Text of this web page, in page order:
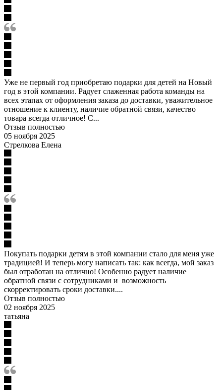
Уже не первый год приобретаю подарки для детей на Новый
год в этой компании. Радует слаженная работа команды на
всех этапах от оформления заказа до доставки, уважительное
отношение к клиенту, наличие обратной связи, качество
товара всегда отличное! С...
Отзыв полностью
05 ноября 2025
Стрелкова Елена
Покупать подарки детям в этой компании стало для меня уже
традицией! И теперь могу написать так: как всегда, мой заказ
был отработан на отлично! Особенно радует наличие
обратной связи с сотрудниками и возможность
скорректировать сроки доставки....
Отзыв полностью
02 ноября 2025
татьяна